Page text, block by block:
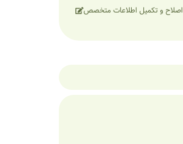
اصلاح و تکمیل اطلاعات متخصص